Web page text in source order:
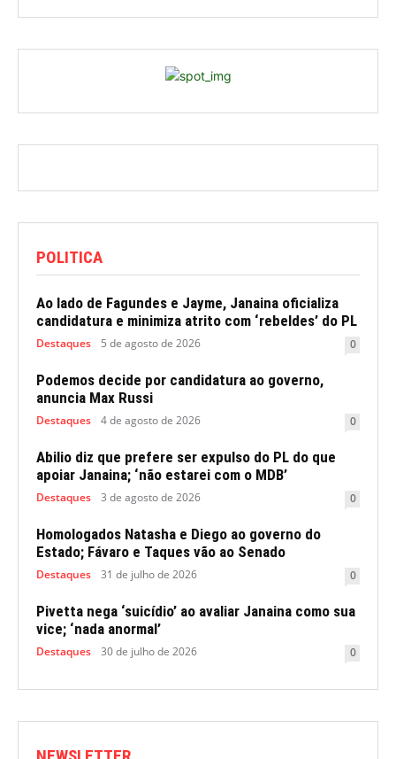
POLITICA
Ao lado de Fagundes e Jayme, Janaina oficializa
candidatura e minimiza atrito com ‘rebeldes’ do PL
Destaques 5 de agosto de 2026 0
Podemos decide por candidatura ao governo,
anuncia Max Russi
Destaques 4 de agosto de 2026 0
Abilio diz que prefere ser expulso do PL do que
apoiar Janaina; ‘não estarei com o MDB’
Destaques 3 de agosto de 2026 0
Homologados Natasha e Diego ao governo do
Estado; Fávaro e Taques vão ao Senado
Destaques 31 de julho de 2026 0
Pivetta nega ‘suicídio’ ao avaliar Janaina como sua
vice; ‘nada anormal’
Destaques 30 de julho de 2026 0